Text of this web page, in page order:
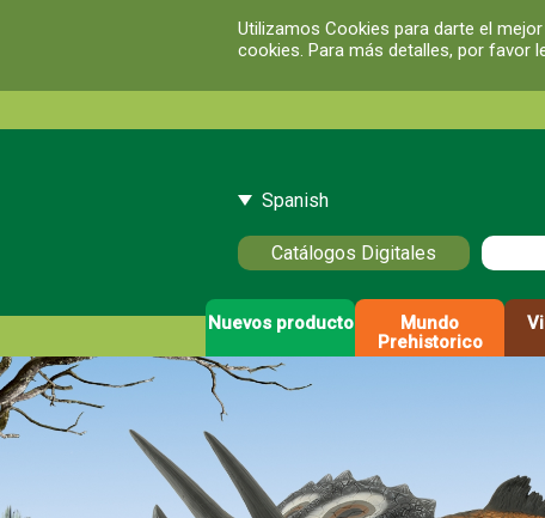
Utilizamos Cookies para darte el
cookies. Para más detalles, por favor
Spanish
Catálogos Digitales
Nuevos producto
Mundo
Prehistorico